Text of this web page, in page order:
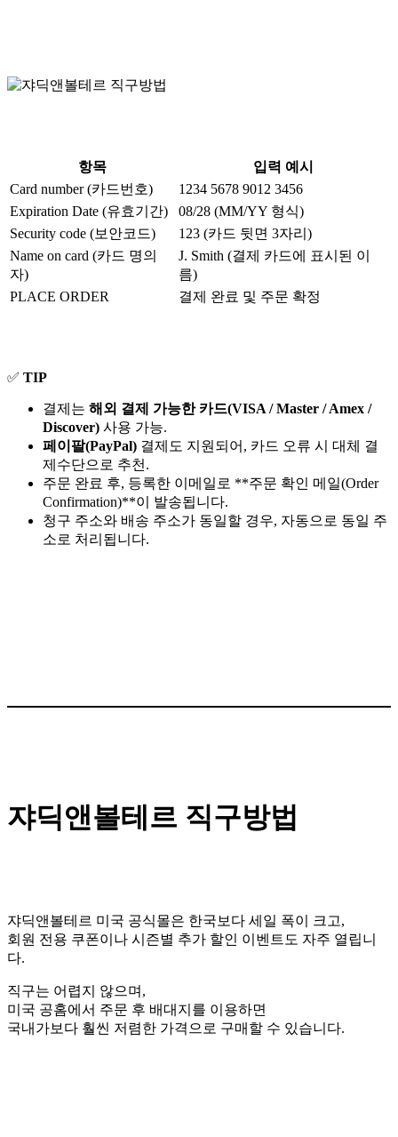
항목
입력 예시
Card number (카드번호)
1234 5678 9012 3456
Expiration Date (유효기간)
08/28 (MM/YY 형식)
Security code (보안코드)
123 (카드 뒷면 3자리)
Name on card (카드 명의
자)
J. Smith (결제 카드에 표시된 이
름)
PLACE ORDER
결제 완료 및 주문 확정
✅ TIP
결제는 해외 결제 가능한 카드(VISA / Master / Amex /
Discover) 사용 가능.
페이팔(PayPal) 결제도 지원되어, 카드 오류 시 대체 결
제수단으로 추천.
주문 완료 후, 등록한 이메일로 **주문 확인 메일(Order
Confirmation)**이 발송됩니다.
청구 주소와 배송 주소가 동일할 경우, 자동으로 동일 주
소로 처리됩니다.
쟈딕앤볼테르 직구방법
쟈딕앤볼테르 미국 공식몰은 한국보다 세일 폭이 크고,
회원 전용 쿠폰이나 시즌별 추가 할인 이벤트도 자주 열립니
다.
직구는 어렵지 않으며,
미국 공홈에서 주문 후 배대지를 이용하면
국내가보다 훨씬 저렴한 가격으로 구매할 수 있습니다.